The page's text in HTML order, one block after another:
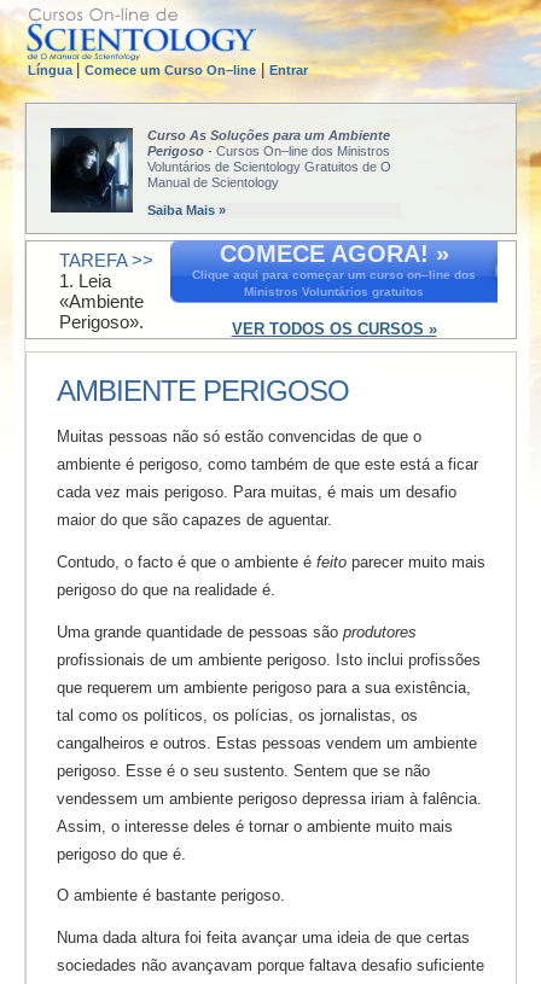
Língua| Comece um Curso On–line Entrar
Curso As Soluções para um Ambiente
Perigoso - Cursos On–line dos Ministros
Voluntários de Scientology Gratuitos de O
Manual de Scientology
Saiba Mais »
COMECE AGORA! »
Clique aqui para começar um curso on–line dos
Ministros Voluntários gratuitos
VER TODOS OS CURSOS »
TAREFA >>
1. Leia
«Ambiente
Perigoso».
AMBIENTE PERIGOSO
Muitas pessoas não só estão convencidas de que o
ambiente é perigoso, como também de que este está a ficar
cada vez mais perigoso. Para muitas, é mais um desafio
maior do que são capazes de aguentar.
Contudo, o facto é que o ambiente é feito parecer muito mais
perigoso do que na realidade é.
Uma grande quantidade de pessoas são produtores
profissionais de um ambiente perigoso. Isto inclui profissões
que requerem um ambiente perigoso para a sua existência,
tal como os políticos, os polícias, os jornalistas, os
cangalheiros e outros. Estas pessoas vendem um ambiente
perigoso. Esse é o seu sustento. Sentem que se não
vendessem um ambiente perigoso depressa iriam à falência.
Assim, o interesse deles é tornar o ambiente muito mais
perigoso do que é.
O ambiente é bastante perigoso.
Numa dada altura foi feita avançar uma ideia de que certas
sociedades não avançavam porque faltava desafio suficiente